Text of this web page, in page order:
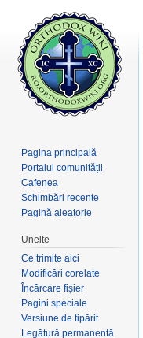
Pagina principală
Portalul comunității
Cafenea
Schimbări recente
Pagină aleatorie
Unelte
Ce trimite aici
Modificări corelate
Încărcare fișier
Pagini speciale
Versiune de tipărit
Legătură permanentă